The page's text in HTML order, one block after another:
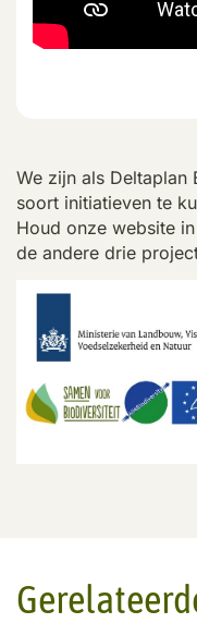
We zijn als
soort initiatieven te
Houd onze website
de andere drie